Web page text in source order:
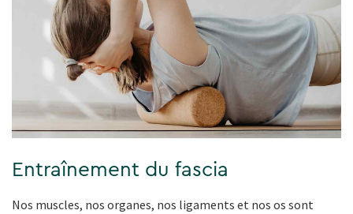
Entraînement du fascia
Nos muscles, nos organes, nos ligaments et nos os sont